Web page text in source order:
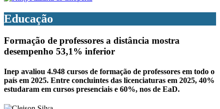
Educação
Formação de professores a distância mostra
desempenho 53,1% inferior
Inep avaliou 4.948 cursos de formação de professores em todo o
país em 2025. Entre concluintes das licenciaturas em 2025, 40%
estudaram em cursos presenciais e 60%, nos de EaD.